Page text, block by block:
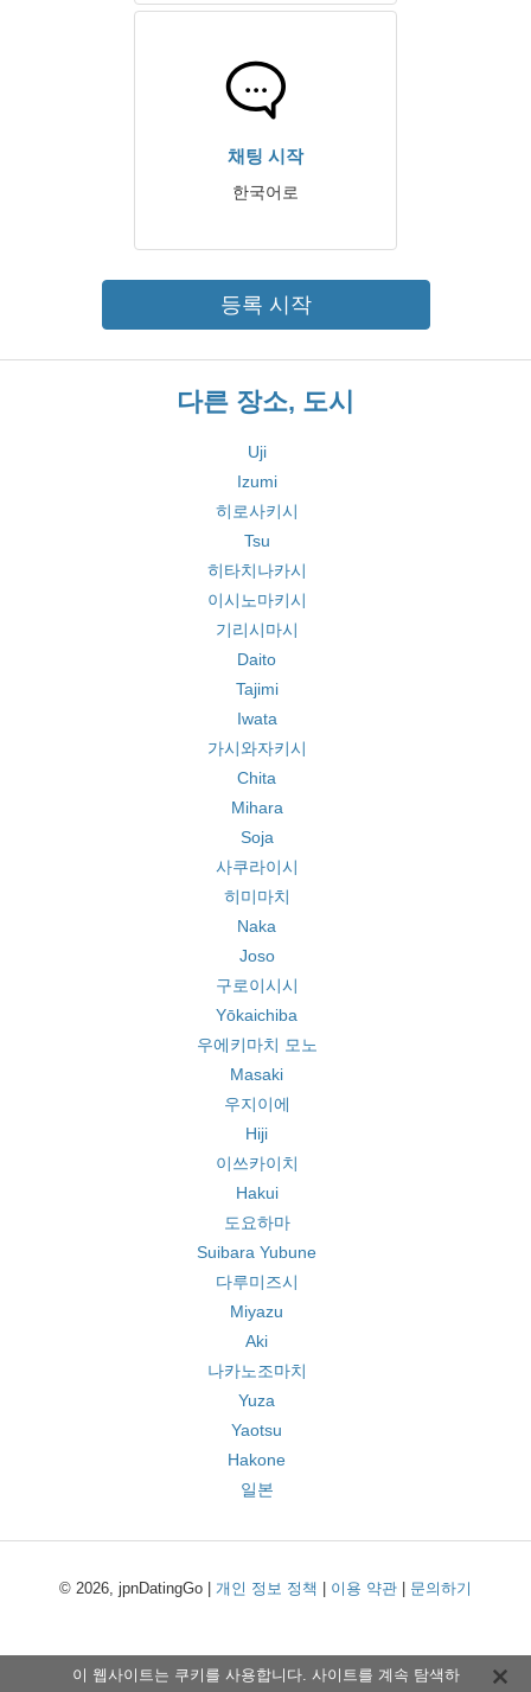
채팅 시작
한국어로
등록 시작
다른 장소, 도시
Uji
Izumi
히로사키시
Tsu
히타치나카시
이시노마키시
기리시마시
Daito
Tajimi
Iwata
가시와자키시
Chita
Mihara
Soja
사쿠라이시
히미마치
Naka
Joso
구로이시시
Yōkaichiba
우에키마치 모노
Masaki
우지이에
Hiji
이쓰카이치
Hakui
도요하마
Suibara Yubune
다루미즈시
Miyazu
Aki
나카노조마치
Yuza
Yaotsu
Hakone
일본
© 2026, jpnDatingGo | 개인 정보 정책 이용 약관 문의하기
이 웹사이트는 쿠키를 사용합니다. 사이트를 계속 탐색하